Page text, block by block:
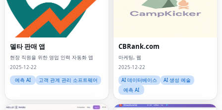
델타 판매 앱
현장 직원을 위한 영업 인력 자동화 앱
2025-12-22
예측 AI
고객 관계 관리 소프트웨어
CBRank.com
마케팅, 웹
2025-12-22
AI 데이터베이스
AI 생성 예술
예측 AI